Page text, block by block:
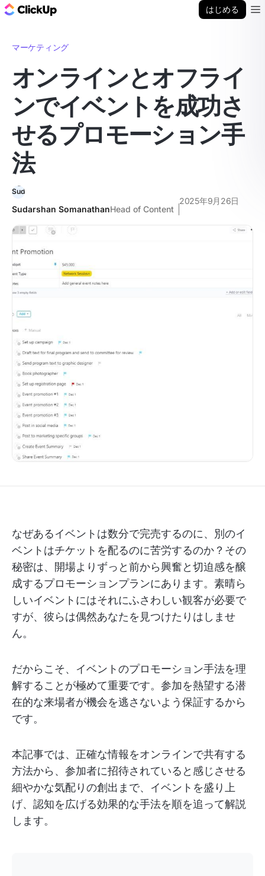
はじめる
マーケティング
オンラインとオフライ
ンでイベントを成功さ
せるプロモーション手
法
Sudarshan SomanathanHead of Content
2025年9月26日
なぜあるイベントは数分で完売するのに、別のイ
ベントはチケットを配るのに苦労するのか？その
秘密は、開場よりずっと前から興奮と切迫感を醸
成するプロモーションプランにあります。素晴ら
しいイベントにはそれにふさわしい観客が必要で
すが、彼らは偶然あなたを見つけたりはしませ
ん。
だからこそ、イベントのプロモーション手法を理
解することが極めて重要です。参加を熱望する潜
在的な来場者が機会を逃さないよう保証するから
です。
本記事では、正確な情報をオンラインで共有する
方法から、参加者に招待されていると感じさせる
細やかな気配りの創出まで、イベントを盛り上
げ、認知を広げる効果的な手法を順を追って解説
します。